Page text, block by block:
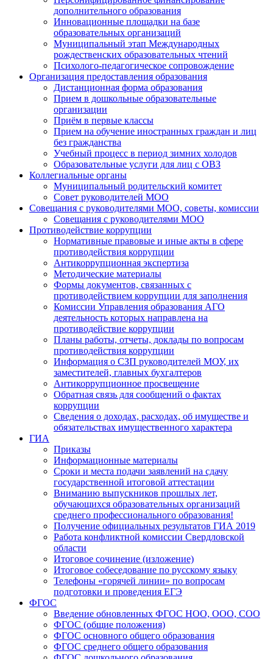
дополнительного образования
Инновационные площадки на базе
образовательных организаций
Муниципальный этап Международных
рождественских образовательных чтений
Психолого-педагогическое сопровождение
Организация предоставления образования
Дистанционная форма образования
Прием в дошкольные образовательные
организации
Приём в первые классы
Прием на обучение иностранных граждан и лиц
без гражданства
Учебный процесс в период зимних холодов
Образовательные услуги для лиц с ОВЗ
Коллегиальные органы
Муниципальный родительский комитет
Совет руководителей МОО
Совещания с руководителями МОО, советы, комиссии
Совещания с руководителями МОО
Противодействие коррупции
Нормативные правовые и иные акты в сфере
противодействия коррупции
Антикоррупционная экспертиза
Методические материалы
Формы документов, связанных с
противодействием коррупции для заполнения
Комиссии Управления образования АГО
деятельность которых направлена на
противодействие коррупции
Планы работы, отчеты, доклады по вопросам
противодействия коррупции
Информация о СЗП руководителей МОУ, их
заместителей, главных бухгалтеров
Антикоррупционное просвещение
Обратная связь для сообщений о фактах
коррупции
Сведения о доходах, расходах, об имуществе и
обязательствах имущественного характера
ГИА
Приказы
Информационные материалы
Сроки и места подачи заявлений на сдачу
государственной итоговой аттестации
Вниманию выпускников прошлых лет,
обучающихся образовательных организаций
среднего профессионального образования!
Получение официальных результатов ГИА 2019
Работа конфликтной комиссии Свердловской
области
Итоговое сочинение (изложение)
Итоговое собеседование по русскому языку
Телефоны «горячей линии» по вопросам
подготовки и проведения ЕГЭ
ФГОС
Введение обновленных ФГОС НОО, ООО, СОО
ФГОС (общие положения)
ФГОС основного общего образования
ФГОС среднего общего образования